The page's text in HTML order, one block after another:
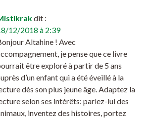
dit :
12/2018 à 2:39
Altahine ! Avec
je pense que ce livre
être exploré à partir de 5 ans
d’un enfant qui a été éveillé à la
dès son plus jeune âge. Adaptez la
selon ses intérêts: parlez-lui des
inventez des histoires, portez